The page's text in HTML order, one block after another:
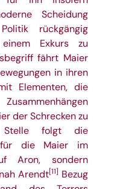
Scheidung
rückgängig
Exkurs zu
fährt Maier
in ihren
Elementen, die
der Schrecken zu
folgt die
für die Maier im
Aron, sondern
Arendt[11] Bezug